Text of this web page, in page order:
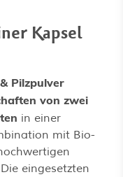
Kapsel
Pilzpulver
von zwei
in einer
mit Bio-
eingesetzten